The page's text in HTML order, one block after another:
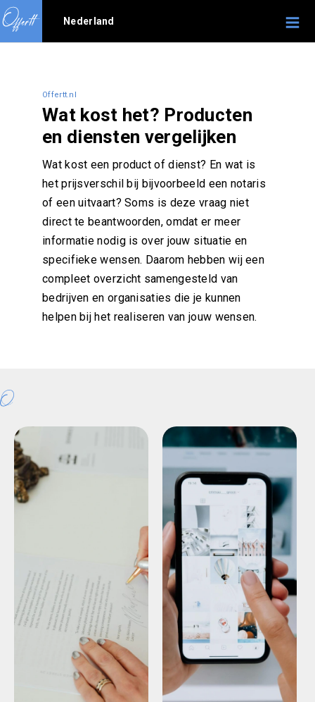
Nederland
Offertt.nl
Wat kost het? Producten
en diensten vergelijken
Wat kost een product of dienst? En wat is
het prijsverschil bij bijvoorbeeld een notaris
of een uitvaart? Soms is deze vraag niet
direct te beantwoorden, omdat er meer
informatie nodig is over jouw situatie en
specifieke wensen. Daarom hebben wij een
compleet overzicht samengesteld van
bedrijven en organisaties die je kunnen
helpen bij het realiseren van jouw wensen.